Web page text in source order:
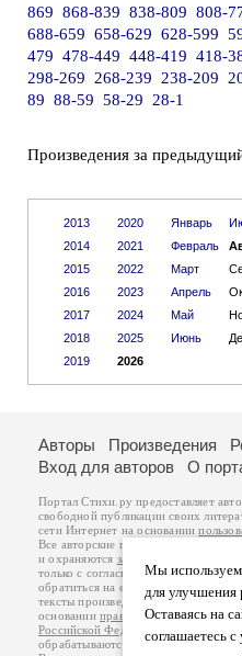
869 868-839 838-809 808-
688-659 658-629 628-599
479 478-449 448-419 418-
298-269
268-239 238-209
89 88-59 58-29 28-1
Произведения за
2013
2014
2015
2016
2017
2018
2019
2020
2021
2022
2023
2024
2025
2026
Январь
Февраль
Март
Апрель
Май
Июнь
Мы
для улучшения
Оставаясь на
соглашаетесь
Авторы Произведения
Вход для авторов
О
Портал Стихи.ру предоставляет
свободной публикации своих
сети Интернет на основании
Все авторские права на
и охраняются законом
.
только с согласия его автора, к
обратиться на его авторской
тексты произведений авторы несут
основанииправил публикациии
Российской Федерации
обрабатываются на основании